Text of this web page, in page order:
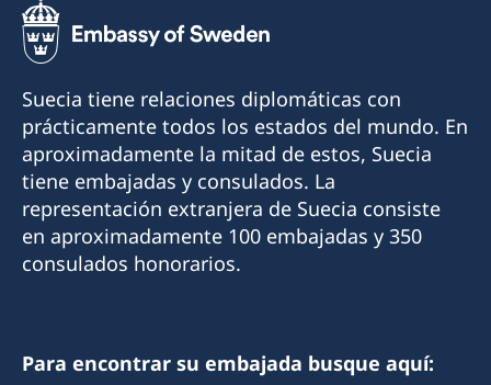
Suecia tiene relaciones diplomáticas con
prácticamente todos los estados del mundo. En
aproximadamente la mitad de estos, Suecia
tiene embajadas y consulados. La
representación extranjera de Suecia consiste
en aproximadamente 100 embajadas y 350
consulados honorarios.
Para encontrar su embajada busque aquí: